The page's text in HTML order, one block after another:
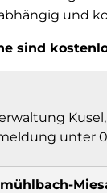
und
sind
unter